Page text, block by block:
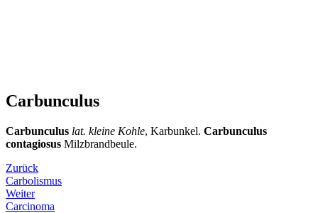
Carbunculus
Carbunculus lat. kleine Kohle, Karbunkel. Carbunculus
contagiosus Milzbrandbeule.
Zurück
Carbolismus
Weiter
Carcinoma